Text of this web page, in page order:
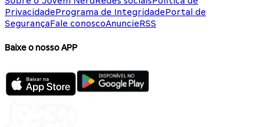
PrivacidadePrograma de IntegridadePortal de
SegurançaFale conoscoAnuncieRSS
Baixe o nosso APP